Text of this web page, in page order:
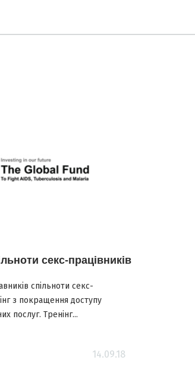
секс-працівників
спільноти секс-
з покращення доступу
послуг. Тренінг...
14.09.18